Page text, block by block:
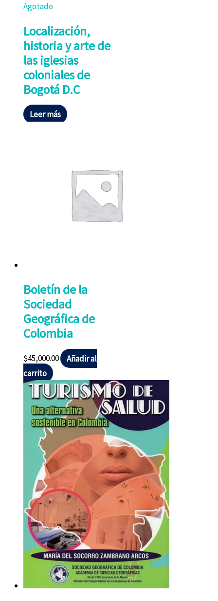
Agotado
Localización,
historia y arte de
las iglesias
coloniales de
Bogotá D.C
Leer más
Boletín de la
Sociedad
Geográfica de
Colombia
$45,000.00
Añadir al
carrito